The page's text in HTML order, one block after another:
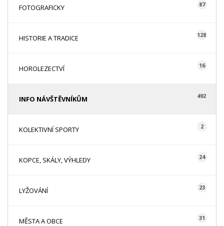
FOTOGRAFICKY 87
HISTORIE A TRADICE 128
HOROLEZECTVÍ 16
INFO NÁVŠTĚVNÍKŮM 492
KOLEKTIVNÍ SPORTY 2
KOPCE, SKÁLY, VÝHLEDY 24
LYŽOVÁNÍ 23
MĚSTA A OBCE 31